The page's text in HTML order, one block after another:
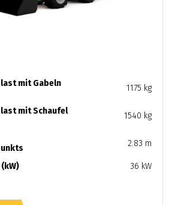
mit Gabeln
1175 kg
mit Schaufel
1540 kg
2.83 m
36 kW